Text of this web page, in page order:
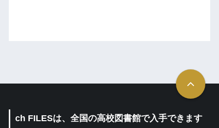
ch FILESは、全国の高校図書館で入手できます